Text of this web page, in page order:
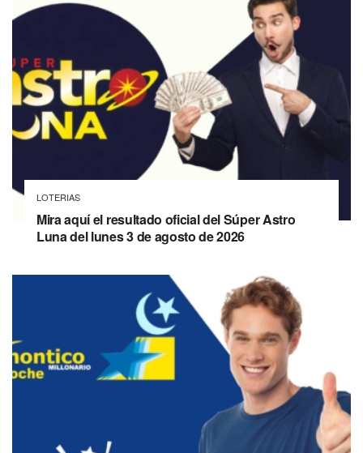
LOTERIAS
Mira aquí el resultado oficial del Súper Astro
Luna del lunes 3 de agosto de 2026